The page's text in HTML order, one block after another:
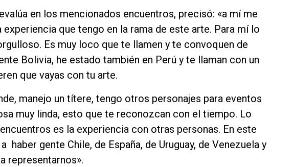
en los mencionados encuentros, precisó: «a mí me
que tengo en la rama de este arte. Para mí lo
Es muy loco que te llamen y te convoquen de
Bolivia, he estado también en Perú y te llaman con un
que vayas con tu arte.
manejo un títere, tengo otros personajes para eventos
muy linda, esto que te reconozcan con el tiempo. Lo
es la experiencia con otras personas. En este
haber gente Chile, de España, de Uruguay, de Venezuela y
representarnos».